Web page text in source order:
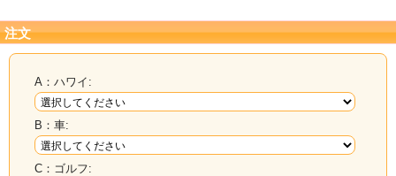
カタログ
その他
注文
A：ハワイ:
B：車:
C：ゴルフ: